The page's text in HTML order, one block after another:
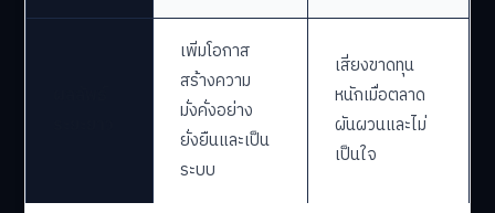
เพิ่มโอกาส
สร้างความ
มั่งคั่งอย่าง
ยั่งยืนและเป็น
ระบบ
เสี่ยงขาดทุน
หนักเมื่อตลาด
ผันผวนและไม่
เป็นใจ